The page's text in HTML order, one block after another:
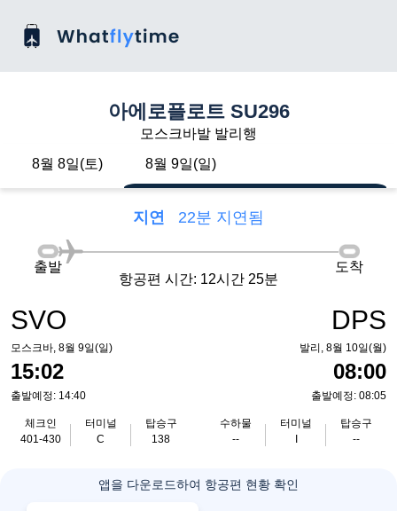
아에로플로트 SU296
모스크바발 발리행
8월 8일(토)
8월 9일(일)
지연 22분 지연됨
SVO
모스크바, 8월 9일(일)
15:02
출발예정: 14:40
체크인
401-430
터미널
C
탑승구
138
출발
항공편 시간: 12시간 25분
도착
DPS
발리, 8월 10일(월)
08:00
출발예정: 08:05
수하물
--
터미널
탑승구
--
앱을 다운로드하여 항공편 현황 확인